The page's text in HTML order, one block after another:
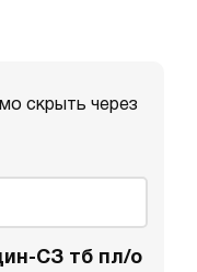
скрыть через
СЗ тб пл/о